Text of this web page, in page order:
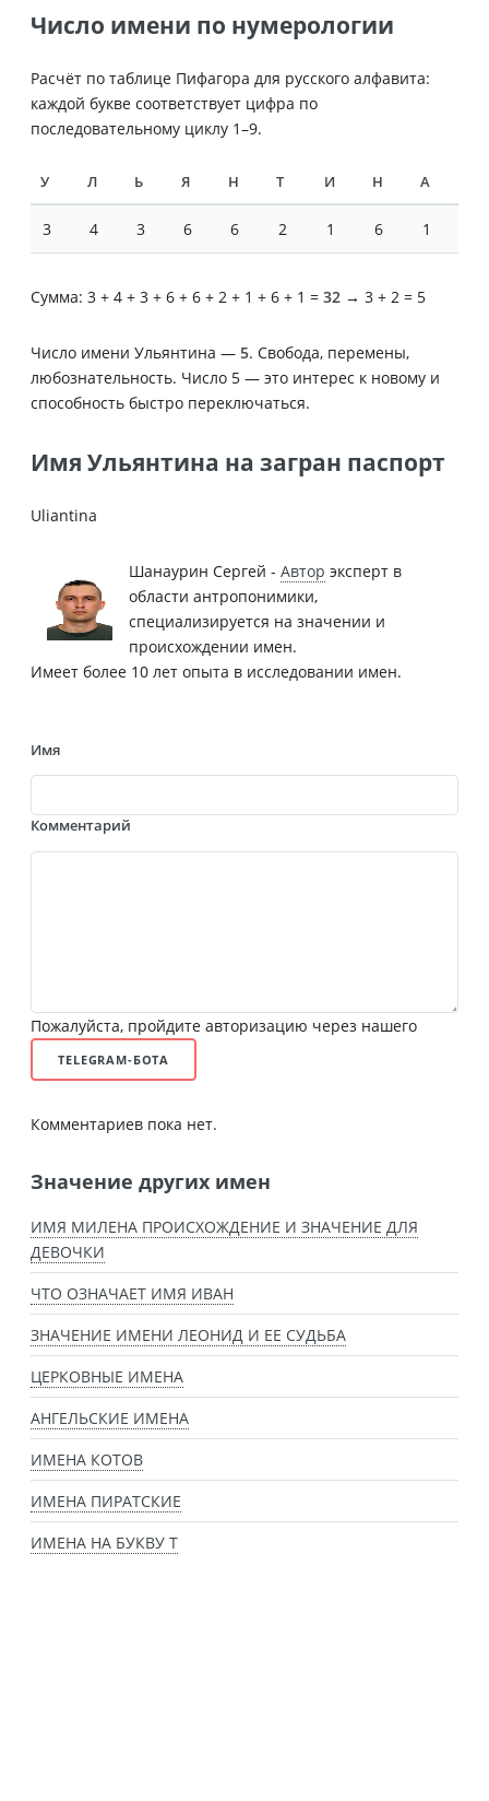
Число имени по нумерологии
Расчёт по таблице Пифагора для русского алфавита:
каждой букве соответствует цифра по
последовательному циклу 1–9.
У Л Ь Я Н Т И Н А
3 4 3 6 6 2 1 6 1
Сумма: 3 + 4 + 3 + 6 + 6 + 2 + 1 + 6 + 1 = 32 → 3 + 2 = 5
Число имени Ульянтина — 5. Свобода, перемены,
любознательность. Число 5 — это интерес к новому и
способность быстро переключаться.
Имя Ульянтина на загран паспорт
Uliantina
Шанаурин Сергей - Автор эксперт в
области антропонимики,
специализируется на значении и
происхождении имен.
Имеет более 10 лет опыта в исследовании имен.
Имя
Комментарий
Пожалуйста, пройдите авторизацию через нашего
TELEGRAM-БОТА
Комментариев пока нет.
Значение других имен
ИМЯ МИЛЕНА ПРОИСХОЖДЕНИЕ И ЗНАЧЕНИЕ ДЛЯ
ДЕВОЧКИ
ЧТО ОЗНАЧАЕТ ИМЯ ИВАН
ЗНАЧЕНИЕ ИМЕНИ ЛЕОНИД И ЕЕ СУДЬБА
ЦЕРКОВНЫЕ ИМЕНА
АНГЕЛЬСКИЕ ИМЕНА
ИМЕНА КОТОВ
ИМЕНА ПИРАТСКИЕ
ИМЕНА НА БУКВУ Т